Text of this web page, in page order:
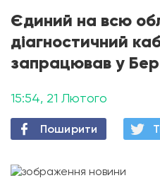
Єдиний на всю
діагностичний
запрацював у
15:54, 21 Лютого
Поширити